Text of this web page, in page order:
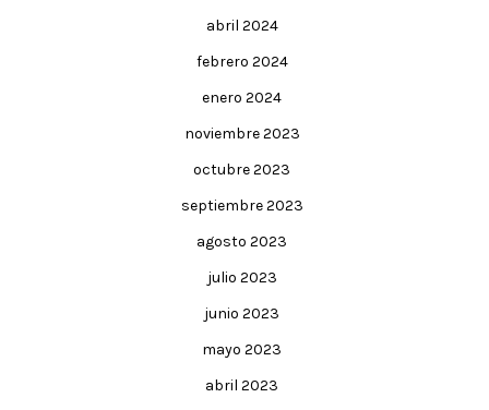
abril 2024
febrero 2024
enero 2024
noviembre 2023
octubre 2023
septiembre 2023
agosto 2023
julio 2023
junio 2023
mayo 2023
abril 2023